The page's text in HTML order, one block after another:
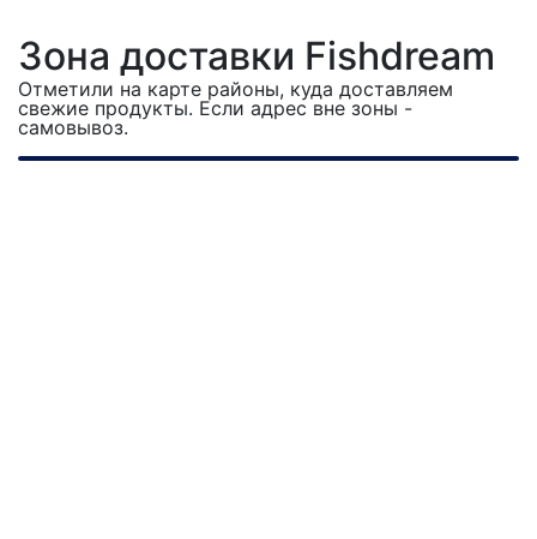
Зона доставки Fishdream
Отметили на карте районы, куда доставляем
свежие продукты. Если адрес вне зоны -
самовывоз.